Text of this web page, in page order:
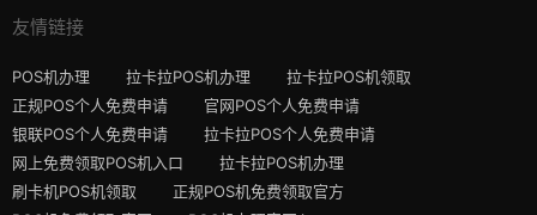
友情链接
POS机办理 拉卡拉POS机办理
拉卡拉POS机领取
正规POS个人免费申请
官网POS个人免费申请
银联POS个人免费申请
拉卡拉POS个人免费申请
网上免费领取POS机入口
拉卡拉POS机办理
刷卡机POS机领取
正规POS机免费领取官方